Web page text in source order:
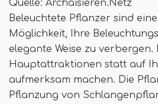
Quelle: Archaisieren.Netz
Beleuchtete Pflanzer sind
Möglichkeit, Ihre
elegante Weise zu verbergen.
Hauptattraktionen statt auf
aufmerksam machen. Die
Pflanzung von